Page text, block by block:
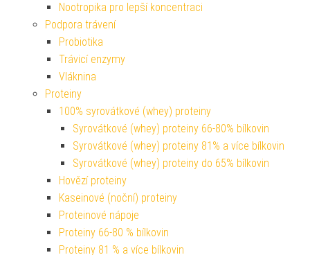
Nootropika pro lepší koncentraci
Podpora trávení
Probiotika
Trávicí enzymy
Vláknina
Proteiny
100% syrovátkové (whey) proteiny
Syrovátkové (whey) proteiny 66-80% bílkovin
Syrovátkové (whey) proteiny 81% a více bílkovin
Syrovátkové (whey) proteiny do 65% bílkovin
Hovězí proteiny
Kaseinové (noční) proteiny
Proteinové nápoje
Proteiny 66-80 % bílkovin
Proteiny 81 % a více bílkovin